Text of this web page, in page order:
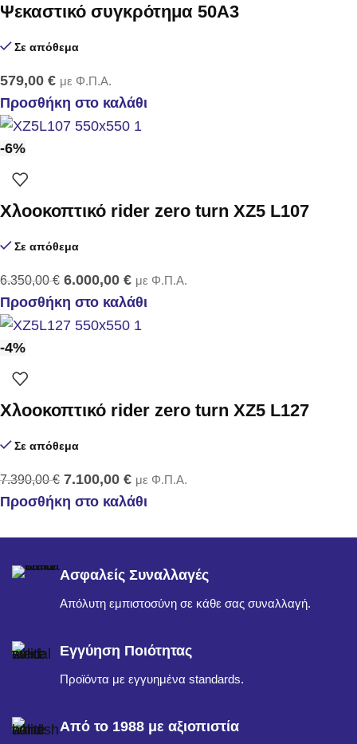
Ψεκαστικό συγκρότημα 50Α3
Σε απόθεμα
579,00 € με Φ.Π.Α.
Προσθήκη στο καλάθι
-6%
Χλοοκοπτικό rider zero turn XZ5 L107
Σε απόθεμα
6.350,00€ 6.000,00 € με Φ.Π.Α.
Προσθήκη στο καλάθι
-4%
Χλοοκοπτικό rider zero turn XZ5 L127
Σε απόθεμα
7.390,00€ 7.100,00 € με Φ.Π.Α.
Προσθήκη στο καλάθι
Ασφαλείς Συναλλαγές
Απόλυτη εμπιστοσύνη σε κάθε σας συναλλαγή.
Εγγύηση Ποιότητας
Προϊόντα με εγγυημένα standards.
Από το 1988 με αξιοπιστία